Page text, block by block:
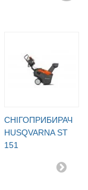
СНІГОПРИБИРАЧ
HUSQVARNA ST
151